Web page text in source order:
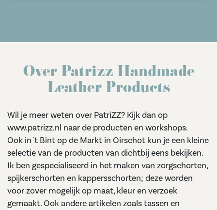
Over Patrizz Handmade
Leather Products
Wil je meer weten over PatriZZ? Kijk dan op
www.patrizz.nl naar de producten en workshops.
Ook in 't Bint op de Markt in Oirschot kun je een kleine
selectie van de producten van dichtbij eens bekijken.
Ik ben gespecialiseerd in het maken van zorgschorten,
spijkerschorten en kappersschorten; deze worden
voor zover mogelijk op maat, kleur en verzoek
gemaakt. Ook andere artikelen zoals tassen en